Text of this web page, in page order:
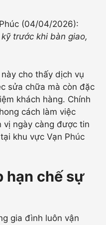
(04/04/2026):
trước khi bàn giao,
cho thấy dịch vụ
sửa chữa mà còn đặc
khách hàng. Chính
cách làm việc
vị ngày càng được tin
khu vực Vạn Phúc
hạn chế sự
gia đình luôn vận